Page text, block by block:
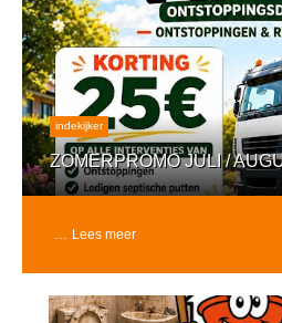
indekijker
ZOMERPROMO JULI /
... Lees meer